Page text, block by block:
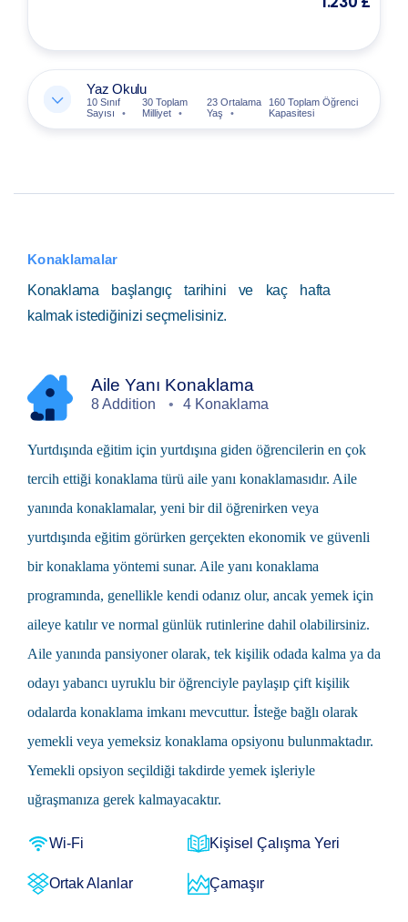
Yaz Okulu
10 Sınıf
Sayısı
30 Toplam
Milliyet
23 Ortalama
Yaş
160 Toplam Öğrenci
Kapasitesi
Konaklamalar
Konaklama başlangıç tarihini ve kaç hafta
kalmak istediğinizi seçmelisiniz.
Aile Yanı Konaklama
8 Addition 4 Konaklama
Yurtdışında eğitim için yurtdışına giden öğrencilerin en çok
tercih ettiği konaklama türü aile yanı konaklamasıdır. Aile
yanında konaklamalar, yeni bir dil öğrenirken veya
yurtdışında eğitim görürken gerçekten ekonomik ve güvenli
bir konaklama yöntemi sunar. Aile yanı konaklama
programında, genellikle kendi odanız olur, ancak yemek için
aileye katılır ve normal günlük rutinlerine dahil olabilirsiniz.
Aile yanında pansiyoner olarak, tek kişilik odada kalma ya da
odayı yabancı uyruklu bir öğrenciyle paylaşıp çift kişilik
odalarda konaklama imkanı mevcuttur. İsteğe bağlı olarak
yemekli veya yemeksiz konaklama opsiyonu bulunmaktadır.
Yemekli opsiyon seçildiği takdirde yemek işleriyle
uğraşmanıza gerek kalmayacaktır.
Wi-Fi Kişisel Çalışma Yeri
Ortak Alanlar Çamaşır